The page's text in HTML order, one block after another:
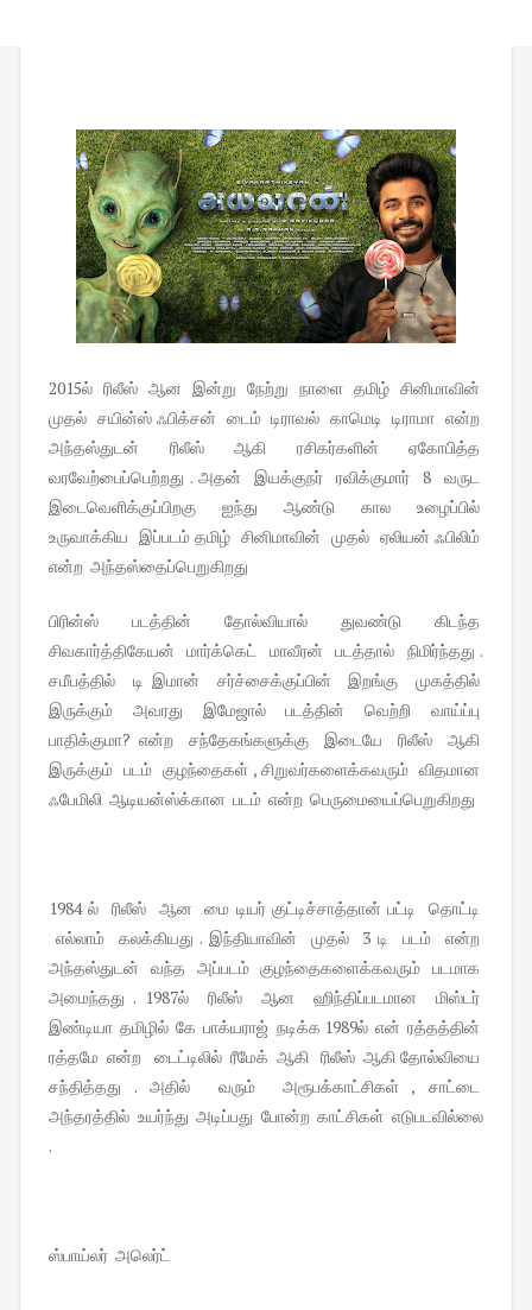
2015ல் ரிலீஸ் ஆன இன்று நேற்று நாளை தமிழ் சினிமாவின்
முதல் சயின்ஸ் ஃபிக்சன் டைம் டிராவல் காமெடி டிராமா என்ற
அந்தஸ்துடன் ரிலீஸ் ஆகி ரசிகர்களின் ஏகோபித்த
வரவேற்பைப்பெற்றது . அதன் இயக்குநர் ரவிக்குமார் 8 வருட
இடைவெளிக்குப்பிறகு ஐந்து ஆண்டு கால உழைப்பில்
உருவாக்கிய இப்படம் தமிழ் சினிமாவின் முதல் ஏலியன் ஃபிலிம்
என்ற அந்தஸ்தைப்பெறுகிறது
பிரின்ஸ் படத்தின் தோல்வியால் துவண்டு கிடந்த
சிவகார்த்திகேயன் மார்க்கெட் மாவீரன் படத்தால் நிமிர்ந்தது .
சமீபத்தில் டி இமான் சர்ச்சைக்குப்பின் இறங்கு முகத்தில்
இருக்கும் அவரது இமேஜால் படத்தின் வெற்றி வாய்ப்பு
பாதிக்குமா? என்ற சந்தேகங்களுக்கு இடையே ரிலீஸ் ஆகி
இருக்கும் படம் குழந்தைகள் , சிறுவர்களைக்கவரும் விதமான
ஃபேமிலி ஆடியன்ஸ்க்கான படம் என்ற பெருமையைப்பெறுகிறது
1984 ல் ரிலீஸ் ஆன மை டியர் குட்டிச்சாத்தான் பட்டி தொட்டி
எல்லாம் கலக்கியது . இந்தியாவின் முதல் 3 டி படம் என்ற
அந்தஸ்துடன் வந்த அப்படம் குழந்தைகளைக்கவரும் படமாக
அமைந்தது . 1987ல் ரிலீஸ் ஆன ஹிந்திப்படமான மிஸ்டர்
இண்டியா தமிழில் கே பாக்யராஜ் நடிக்க 1989ல் என் ரத்தத்தின்
ரத்தமே என்ற டைட்டிலில் ரீமேக் ஆகி ரிலீஸ் ஆகி தோல்வியை
சந்தித்தது . அதில் வரும் அரூபக்காட்சிகள் , சாட்டை
அந்தரத்தில் உயர்ந்து அடிப்பது போன்ற காட்சிகள் எடுபடவில்லை
.
ஸ்பாய்லர் அலெர்ட்